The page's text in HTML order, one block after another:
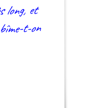
et
t-on